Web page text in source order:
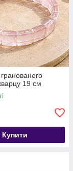
19 см
Купити